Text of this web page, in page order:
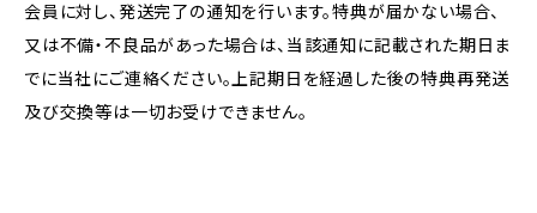
会員に対し、発送完了の通知を行います。特典が届かない場合、
又は不備・不良品があった場合は、当該通知に記載された期日ま
でに当社にご連絡ください。上記期日を経過した後の特典再発送
及び交換等は一切お受けできません。